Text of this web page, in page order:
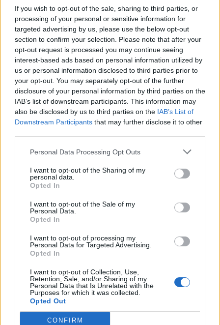
If you wish to opt-out of the sale, sharing to third parties, or
processing of your personal or sensitive information for
targeted advertising by us, please use the below opt-out
section to confirm your selection. Please note that after your
opt-out request is processed you may continue seeing
interest-based ads based on personal information utilized by
us or personal information disclosed to third parties prior to
your opt-out. You may separately opt-out of the further
disclosure of your personal information by third parties on the
IAB’s list of downstream participants. This information may
also be disclosed by us to third parties on the IAB’s List of
Downstream Participants that may further disclose it to other
Personal Data Processing Opt Outs
I want to opt-out of the Sharing of my
personal data.
Opted In
I want to opt-out of the Sale of my
Personal Data.
Opted In
I want to opt-out of processing my
Personal Data for Targeted Advertising.
Opted In
I want to opt-out of Collection, Use,
Retention, Sale, and/or Sharing of my
Personal Data that Is Unrelated with the
Purposes for which it was collected.
Opted Out
CONFIRM